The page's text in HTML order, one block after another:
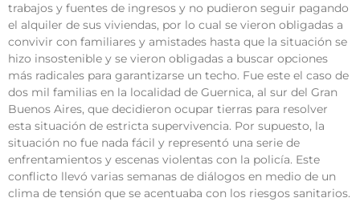
trabajos y fuentes de ingresos y no pudieron seguir pagando
el alquiler de sus viviendas, por lo cual se vieron obligadas a
convivir con familiares y amistades hasta que la situación se
hizo insostenible y se vieron obligadas a buscar opciones
más radicales para garantizarse un techo. Fue este el caso de
dos mil familias en la localidad de Guernica, al sur del Gran
Buenos Aires, que decidieron ocupar tierras para resolver
esta situación de estricta supervivencia. Por supuesto, la
situación no fue nada fácil y representó una serie de
enfrentamientos y escenas violentas con la policía. Este
conflicto llevó varias semanas de diálogos en medio de un
clima de tensión que se acentuaba con los riesgos sanitarios.